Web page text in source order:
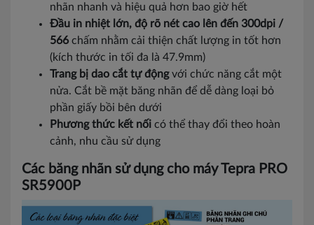
nhãn nhanh và hiệu quả hơn bao giờ hết
Đầu in nhiệt lớn, độ rõ nét cao lên đến 300dpi /
566 chấm nhằm cải thiện chất lượng in tốt hơn
(kích thước in tối đa là 47.9mm)
Trang bị dao cắt tự độngvới chức năng cắt một
nửa. Cắt bề mặt băng nhãn để dễ dàng loại bỏ
phần giấy bồi bên dưới
Phương thức kết nối có thể thay đổi theo hoàn
cảnh, nhu cầu sử dụng
Các băng nhãn sử dụng cho máy Tepra PRO
SR5900P